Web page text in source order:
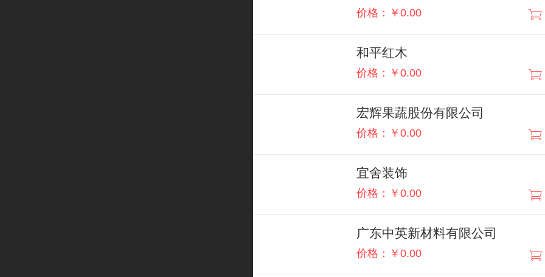
价格：￥0.00
和平红木
价格：￥0.00
宏辉果蔬股份有限公司
价格：￥0.00
宜舍装饰
价格：￥0.00
广东中英新材料有限公司
价格：￥0.00